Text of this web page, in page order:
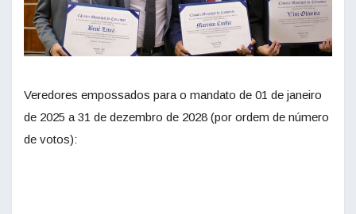
Veredores empossados para o mandato de 01 de janeiro
de 2025 a 31 de dezembro de 2028 (por ordem de número
de votos):